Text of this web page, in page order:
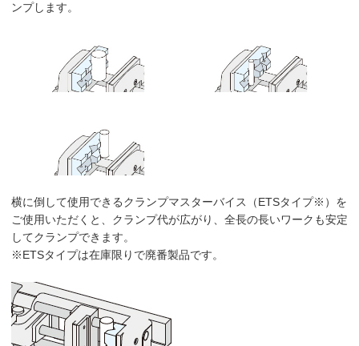
ンプします。
横に倒して使用できるクランプマスターバイス（ETSタイプ※）を
ご使用いただくと、クランプ代が広がり、全長の長いワークも安定
してクランプできます。
※ETSタイプは在庫限りで廃番製品です。